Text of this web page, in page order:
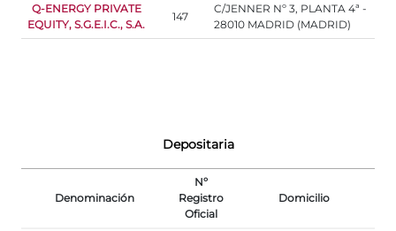
Q-ENERGY PRIVATE
EQUITY, S.G.E.I.C., S.A.
147
C/JENNER Nº 3, PLANTA 4ª -
28010 MADRID (MADRID)
Depositaria
Denominación
Nº
Registro
Oficial
Domicilio